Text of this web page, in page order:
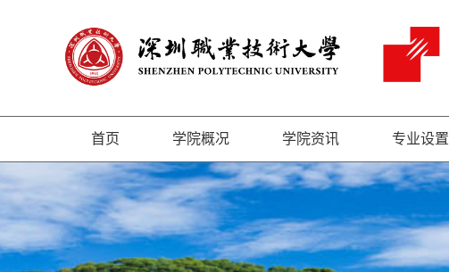
首页 学院概况 学院资讯 专业设置